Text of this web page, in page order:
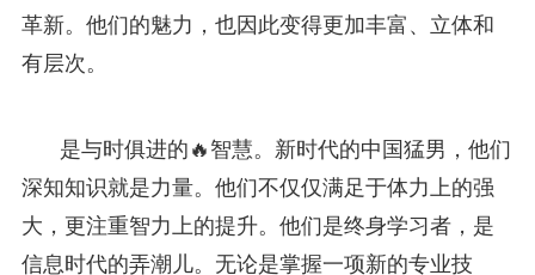
革新。他们的魅力，也因此变得更加丰富、立体和
有层次。
是与时俱进的🔥智慧。新时代的中国猛男，他们
深知知识就是力量。他们不仅仅满足于体力上的强
大，更注重智力上的提升。他们是终身学习者，是
信息时代的弄潮儿。无论是掌握一项新的专业技